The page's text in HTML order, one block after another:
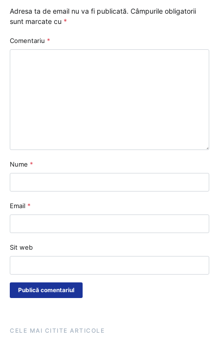
Adresa ta de email nu va fi publicată. Câmpurile obligatorii
sunt marcate cu *
Comentariu *
Nume *
Email *
Sit web
CELE MAI CITITE ARTICOLE